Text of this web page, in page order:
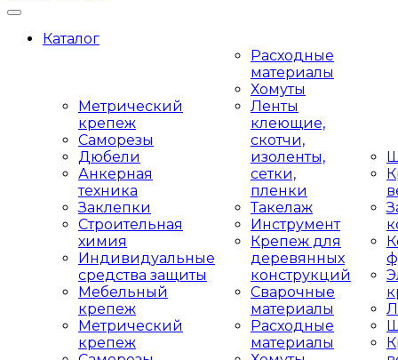
Каталог
Метрический
крепеж
Саморезы
Дюбели
Анкерная
техника
Заклепки
Строительная
химия
Индивидуальные
средства защиты
Мебельный
крепеж
Метрический
крепеж
Расходные
материалы
Хомуты
Ленты
клеющие,
скотчи,
изоленты,
сетки,
пленки
Такелаж
Инструмент
Крепеж для
деревянных
конструкций
Сварочные
материалы
Расходные
материалы